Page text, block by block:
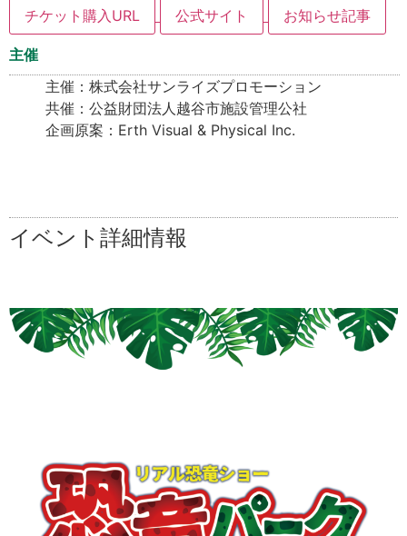
チケット購入URL 公式サイト お知らせ記事
主催
主催：株式会社サンライズプロモーション
共催：公益財団法人越谷市施設管理公社
企画原案：Erth Visual & Physical Inc.
イベント詳細情報